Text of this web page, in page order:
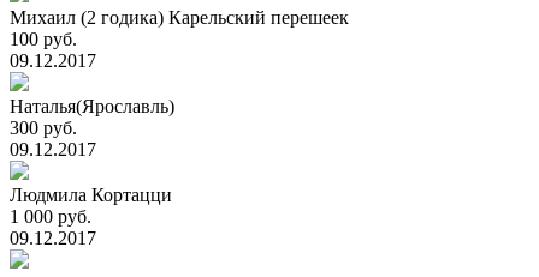
Михаил (2 годика) Карельский перешеек
100 руб.
09.12.2017
Наталья(Ярославль)
300 руб.
09.12.2017
Людмила Кортацци
1 000 руб.
09.12.2017